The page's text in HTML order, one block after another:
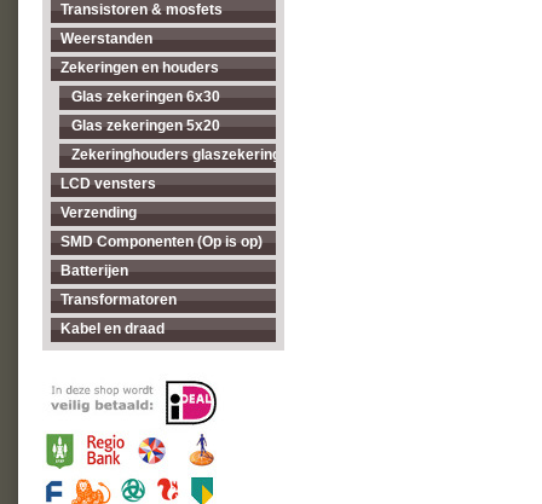
Transistoren & mosfets
Weerstanden
Zekeringen en houders
Glas zekeringen 6x30
Glas zekeringen 5x20
Zekeringhouders glaszekeringen 5x20 en 6x30
LCD vensters
Verzending
SMD Componenten (Op is op)
Batterijen
Transformatoren
Kabel en draad